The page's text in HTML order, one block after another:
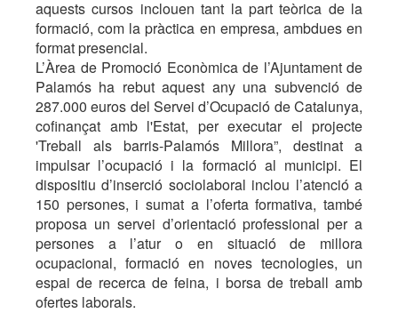
aquests cursos inclouen tant la part teòrica de la
formació, com la pràctica en empresa, ambdues en
format presencial.
L’Àrea de Promoció Econòmica de l’Ajuntament de
Palamós ha rebut aquest any una subvenció de
287.000 euros del Servei d’Ocupació de Catalunya,
cofinançat amb l'Estat, per executar el projecte
'Treball als barris-Palamós Millora”, destinat a
impulsar l’ocupació i la formació al municipi. El
dispositiu d’inserció sociolaboral inclou l’atenció a
150 persones, i sumat a l’oferta formativa, també
proposa un servei d’orientació professional per a
persones a l’atur o en situació de millora
ocupacional, formació en noves tecnologies, un
espai de recerca de feina, i borsa de treball amb
ofertes laborals.